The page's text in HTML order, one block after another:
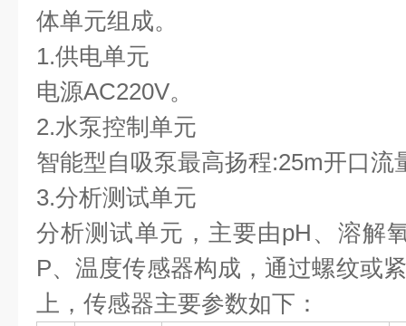
体单元组成。
1.供电单元
电源AC220V。
2.水泵控制单元
智能型自吸泵最高扬程:25m开口流
3.分析测试单元
分析测试单元，主要由pH、溶解
P、温度传感器构成，通过螺纹或
上，传感器主要参数如下：